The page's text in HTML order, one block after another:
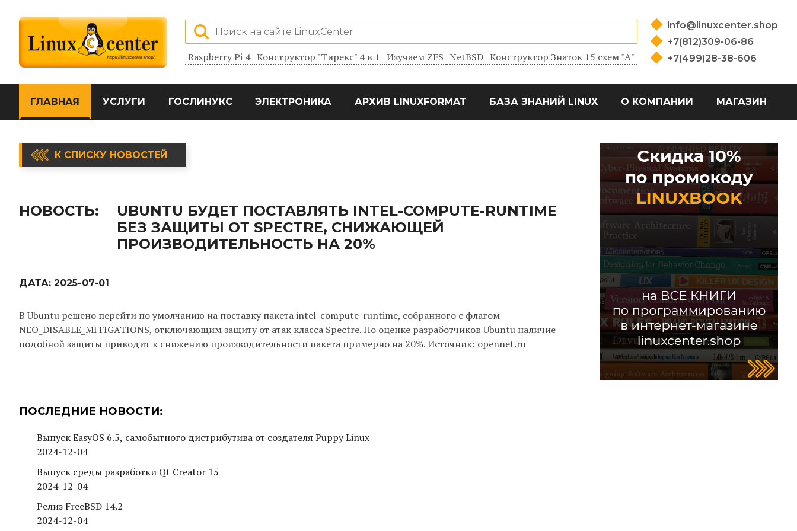
Raspberry Pi 4 Конструктор "Тирекс" 4 в 1 Изучаем ZFS NetBSD Конструктор Знаток 15 схем "А"
info@linuxcenter.shop
+7(812)309-06-86
+7(499)28-38-606
ГЛАВНАЯ УСЛУГИ ГОСЛИНУКС ЭЛЕКТРОНИКА АРХИВ LINUXFORMAT БАЗА ЗНАНИЙ LINUX О КОМПАНИИ МАГАЗИН
К СПИСКУ НОВОСТЕЙ
НОВОСТЬ:
UBUNTU БУДЕТ ПОСТАВЛЯТЬ INTEL-COMPUTE-RUNTIME
БЕЗ ЗАЩИТЫ ОТ SPECTRE, СНИЖАЮЩЕЙ
ПРОИЗВОДИТЕЛЬНОСТЬ НА 20%
ДАТА: 2025-07-01
В Ubuntu решено перейти по умолчанию на поставку пакета intel-compute-runtime, собранного с флагом
NEO_DISABLE_MITIGATIONS, отключающим защиту от атак класса Spectre. По оценке разработчиков Ubuntu наличие
подобной защиты приводит к снижению производительности пакета примерно на 20%. Источник: opennet.ru
ПОСЛЕДНИЕ НОВОСТИ:
Выпуск EasyOS 6.5, самобытного дистрибутива от создателя Puppy Linux
2024-12-04
Выпуск среды разработки Qt Creator 15
2024-12-04
Релиз FreeBSD 14.2
2024-12-04